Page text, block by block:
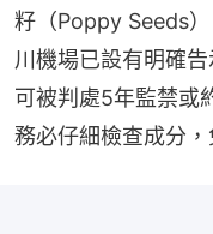
籽（Poppy Seeds
川機場已設有明確
可被判處5年監禁或
務必仔細檢查成分，